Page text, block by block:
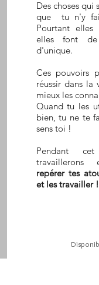
Des choses
que tu n'y
Pourtant elles
elles font
d'unique.
Ces pouvoirs
réussir dans la
mieux les
Quand tu les
bien, tu ne te
sens toi !
Pendant
travaillerons
repérer tes
et les travailler !